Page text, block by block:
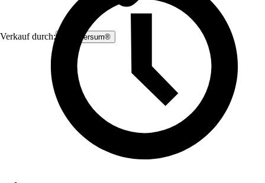
Verkauf durch: Zauniversum®